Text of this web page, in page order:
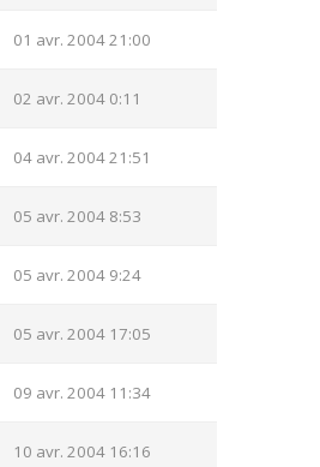
01 avr. 2004 21:00
02 avr. 2004 0:11
04 avr. 2004 21:51
05 avr. 2004 8:53
05 avr. 2004 9:24
05 avr. 2004 17:05
09 avr. 2004 11:34
10 avr. 2004 16:16